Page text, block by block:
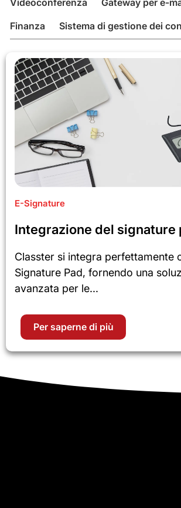
Finanza
Sistema di gestione dei
E-Signature
Integrazione del signature
Classter si integra perfettamente
Signature Pad, fornendo una
avanzata per le...
Per saperne di più